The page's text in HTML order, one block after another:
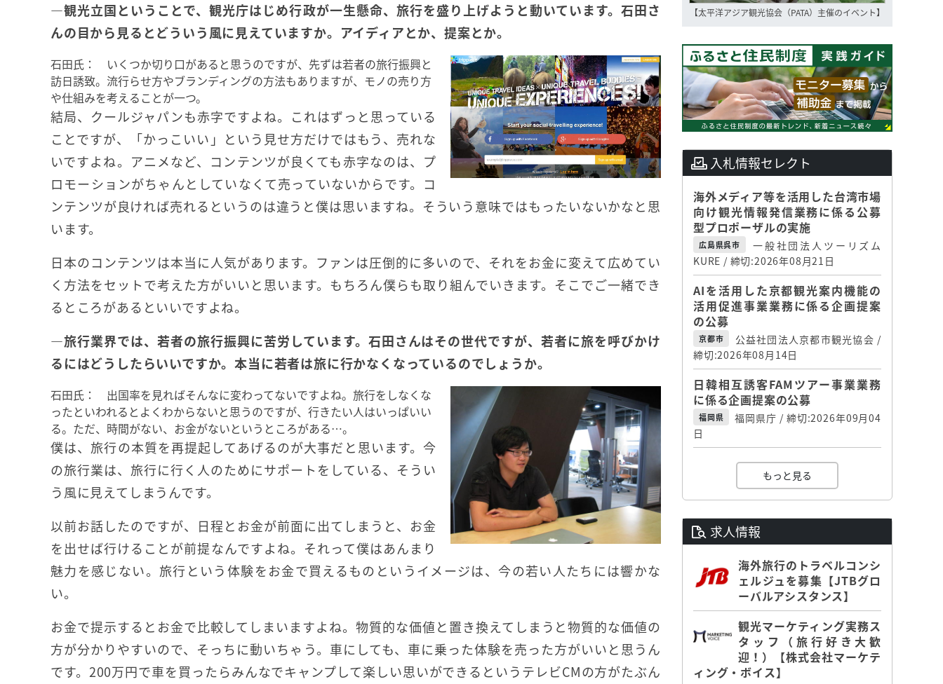
―観光立国ということで、観光庁はじめ行政が一生懸命、旅行を盛り上げようと動いています。石田さ
んの目から見るとどういう風に見えていますか。アイディアとか、提案とか。
石田氏： いくつか切り口があると思うのですが、先ずは若者の旅行振興と
訪日誘致。流行らせ方やブランディングの方法もありますが、モノの売り方
や仕組みを考えることが一つ。
結局、クールジャパンも赤字ですよね。これはずっと思っている
ことですが、「かっこいい」という見せ方だけではもう、売れな
いですよね。アニメなど、コンテンツが良くても赤字なのは、プ
ロモーションがちゃんとしていなくて売っていないからです。コ
ンテンツが良ければ売れるというのは違うと僕は思いますね。そういう意味ではもったいないかなと思
います。
日本のコンテンツは本当に人気があります。ファンは圧倒的に多いので、それをお金に変えて広めてい
く方法をセットで考えた方がいいと思います。もちろん僕らも取り組んでいきます。そこでご一緒でき
るところがあるといいですよね。
―旅行業界では、若者の旅行振興に苦労しています。石田さんはその世代ですが、若者に旅を呼びかけ
るにはどうしたらいいですか。本当に若者は旅に行かなくなっているのでしょうか。
石田氏： 出国率を見ればそんなに変わってないですよね。旅行をしなくな
ったといわれるとよくわからないと思うのですが、行きたい人はいっぱいい
る。ただ、時間がない、お金がないというところがある…。
僕は、旅行の本質を再提起してあげるのが大事だと思います。今
の旅行業は、旅行に行く人のためにサポートをしている、そうい
う風に見えてしまうんです。
以前お話したのですが、日程とお金が前面に出てしまうと、お金
を出せば行けることが前提なんですよね。それって僕はあんまり
魅力を感じない。旅行という体験をお金で買えるものというイメージは、今の若い人たちには響かな
い。
お金で提示するとお金で比較してしまいますよね。物質的な価値と置き換えてしまうと物質的な価値の
方が分かりやすいので、そっちに動いちゃう。車にしても、車に乗った体験を売った方がいいと思うん
です。200万円で車を買ったらみんなでキャンプして楽しい思いができるというテレビCMの方がたぶん
【太平洋アジア観光協会（PATA）主催のイベント】
入札情報セレクト
海外メディア等を活用した台湾市場
向け観光情報発信業務に係る公募
型プロポーザルの実施
広島県呉市
一般社団法人ツーリズム
KURE / 締切:2026年08月21日
AIを活用した京都観光案内機能の
活用促進事業業務に係る企画提案
の公募
京都市
公益社団法人京都市観光協会 /
締切:2026年08月14日
日韓相互誘客FAMツアー事業業務
に係る企画提案の公募
福岡県
福岡県庁 / 締切:2026年09月04
日
もっと見る
求人情報
海外旅行のトラベルコンシ
ェルジュを募集【JTBグロ
ーバルアシスタンス】
観光マーケティング実務ス
タッフ（旅行好き大歓
迎！）【株式会社マーケテ
ィング・ボイス】